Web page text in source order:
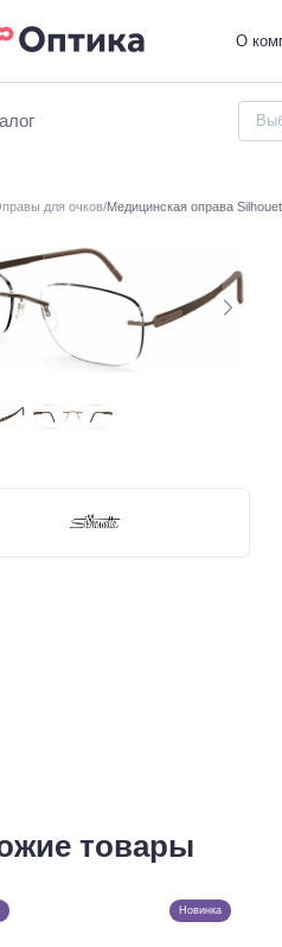
О
для очков Медицинская оправа
товары
Новинка